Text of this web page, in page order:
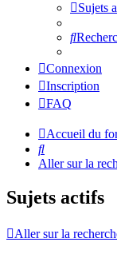
Sujets
Connexion
Inscription
FAQ
Accueil du
Rechercher
Aller sur la
Sujets actifs
Aller sur la